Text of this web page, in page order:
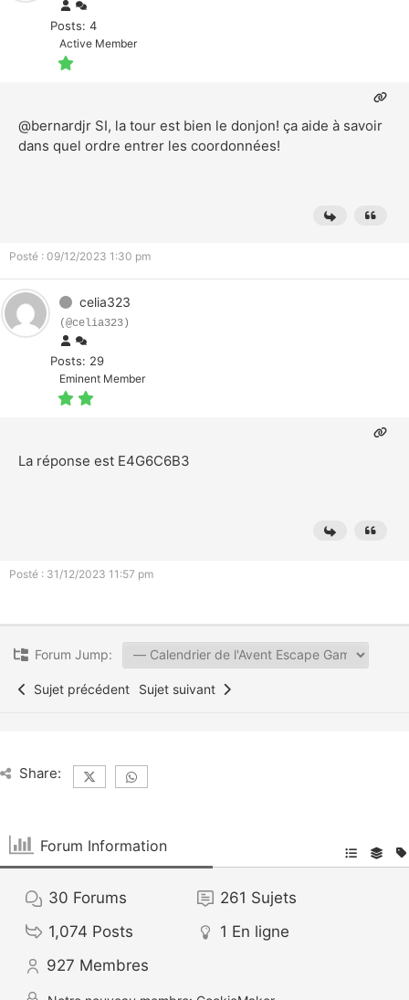
Posts: 4
Active Member
@bernardjr SI, la tour est bien le donjon! ça aide à savoir
dans quel ordre entrer les coordonnées!
Posté : 09/12/2023 1:30 pm
celia323
(@celia323)
Posts: 29
Eminent Member
La réponse est E4G6C6B3
Posté : 31/12/2023 11:57 pm
Forum Jump:
Sujet précédent Sujet suivant
Share:
Forum Information
30 Forums 261 Sujets
1,074 Posts 1 En ligne
927 Membres